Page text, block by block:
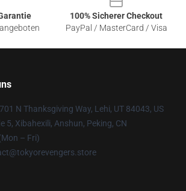
100% Sicherer Checkout
PayPal / MasterCard / Visa
N Thanksgiving Way, Lehi, UT 84043, US
5, Xibahexili, Anshun, Peking, CN
– Fri)